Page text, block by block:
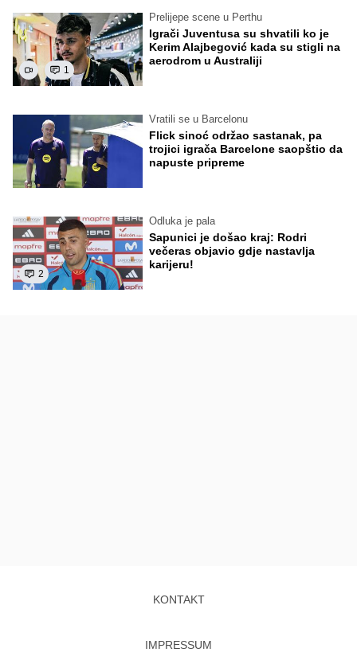
1
Prelijepe scene u Perthu
Igrači Juventusa su shvatili ko je
Kerim Alajbegović kada su stigli na
aerodrom u Australiji
Vratili se u Barcelonu
Flick sinoć održao sastanak, pa
trojici igrača Barcelone saopštio da
napuste pripreme
2
Odluka je pala
Sapunici je došao kraj: Rodri
večeras objavio gdje nastavlja
karijeru!
KONTAKT
IMPRESSUM